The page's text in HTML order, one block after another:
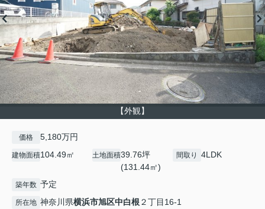
【外観】
価格 5,180万円
建物面積104.49㎡ 土地面積39.76坪
(131.44㎡)
間取り 4LDK
築年数 予定
所在地 神奈川県横浜市旭区中白根２丁目16-1